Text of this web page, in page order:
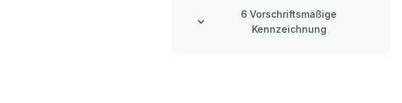
6 Vorschriftsmäßige
Kennzeichnung